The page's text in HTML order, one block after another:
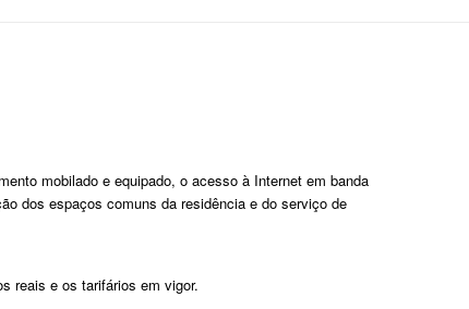
mobilado e equipado, o acesso à Internet em banda
dos espaços comuns da residência e do serviço de
reais e os tarifários em vigor.